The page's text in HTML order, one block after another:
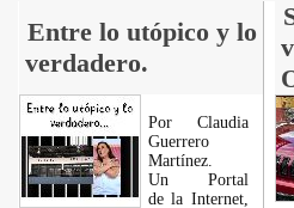
Entre lo utópico y lo
verdadero.
Por Claudia
Guerrero
Martínez.
​Un Portal
de la Internet,